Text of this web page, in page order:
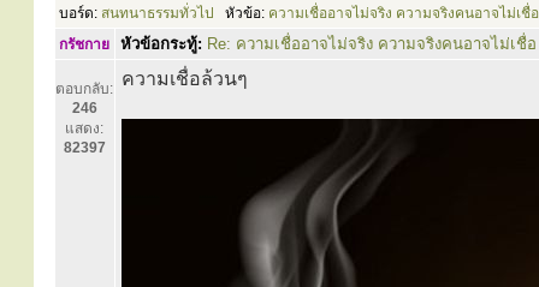
บอร์ด: สนทนาธรรมทั่วไป หัวข้อ: ความเชื่ออาจไม่จริง ความจริงคนอาจไม่เชื่อ
กรัชกาย
หัวข้อกระทู้: Re: ความเชื่ออาจไม่จริง ความจริงคนอาจไม่เชื่อ
ตอบกลับ:
246
แสดง:
82397
ความเชื่อล้วนๆ